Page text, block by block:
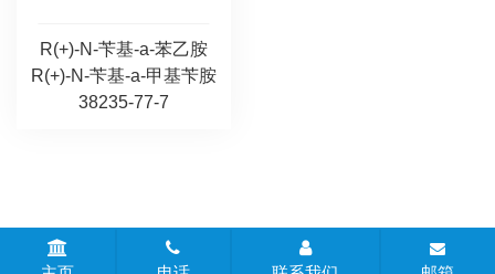
R(+)-N-苄基-a-苯乙胺
R(+)-N-苄基-a-甲基苄胺
38235-77-7
CopyRight © 2020-2026 江苏科达化工科技有限责任公司 版权所